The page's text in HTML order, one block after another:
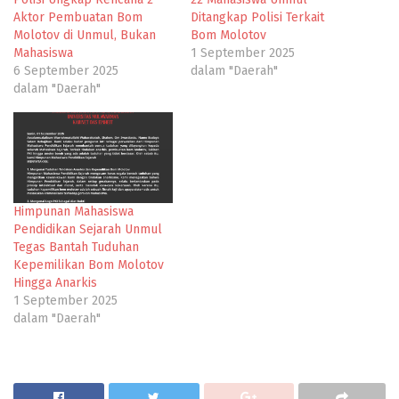
Aktor Pembuatan Bom
Molotov di Unmul, Bukan
Mahasiswa
6 September 2025
dalam "Daerah"
Ditangkap Polisi Terkait
Bom Molotov
1 September 2025
dalam "Daerah"
Himpunan Mahasiswa
Pendidikan Sejarah Unmul
Tegas Bantah Tuduhan
Kepemilikan Bom Molotov
Hingga Anarkis
1 September 2025
dalam "Daerah"